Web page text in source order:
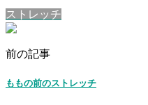
ストレッチ
前の記事
ももの前のストレッチ